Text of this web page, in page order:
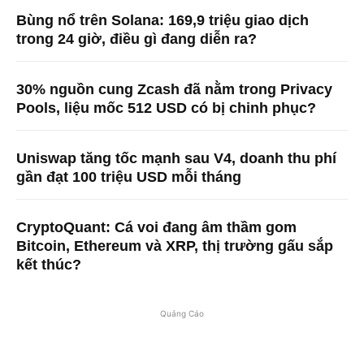
Bùng nổ trên Solana: 169,9 triệu giao dịch
trong 24 giờ, điều gì đang diễn ra?
30% nguồn cung Zcash đã nằm trong Privacy
Pools, liệu mốc 512 USD có bị chinh phục?
Uniswap tăng tốc mạnh sau V4, doanh thu phí
gần đạt 100 triệu USD mỗi tháng
CryptoQuant: Cá voi đang âm thầm gom
Bitcoin, Ethereum và XRP, thị trường gấu sắp
kết thúc?
Quảng Cáo